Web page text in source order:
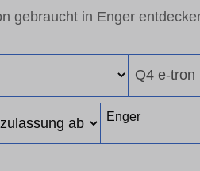
gebraucht in Enger